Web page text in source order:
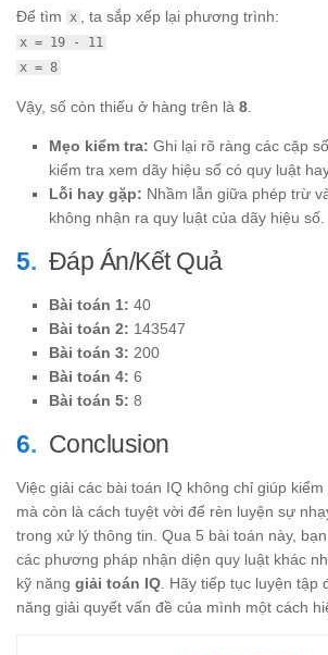
Để tìm x , ta sắp xếp lại phương trình:
x = 19 - 11
x = 8
Vậy, số còn thiếu ở hàng trên là 8.
Mẹo kiểm tra: Ghi lại rõ ràng các cặp
kiểm tra xem dãy hiệu số có quy luật
Lỗi hay gặp: Nhầm lẫn giữa phép trừ
không nhận ra quy luật của dãy hiệu số.
Đáp Án/Kết Quả
Bài toán 1: 40
Bài toán 2: 143547
Bài toán 3: 200
Bài toán 4: 6
Bài toán 5: 8
Conclusion
Việc giải các bài toán IQ không chỉ giúp
mà còn là cách tuyệt vời để rèn luyện sự
trong xử lý thông tin. Qua 5 bài toán này,
các phương pháp nhận diện quy luật khác
kỹ năng giải toán IQ. Hãy tiếp tục luyện tập
năng giải quyết vấn đề của mình một cách